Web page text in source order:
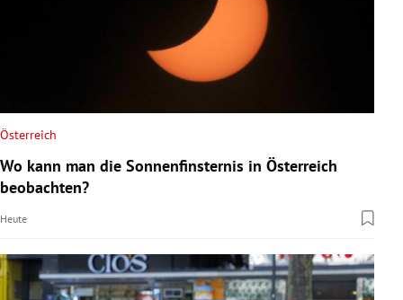
Österreich
Wo kann man die Sonnenfinsternis in Österreich
beobachten?
Heute